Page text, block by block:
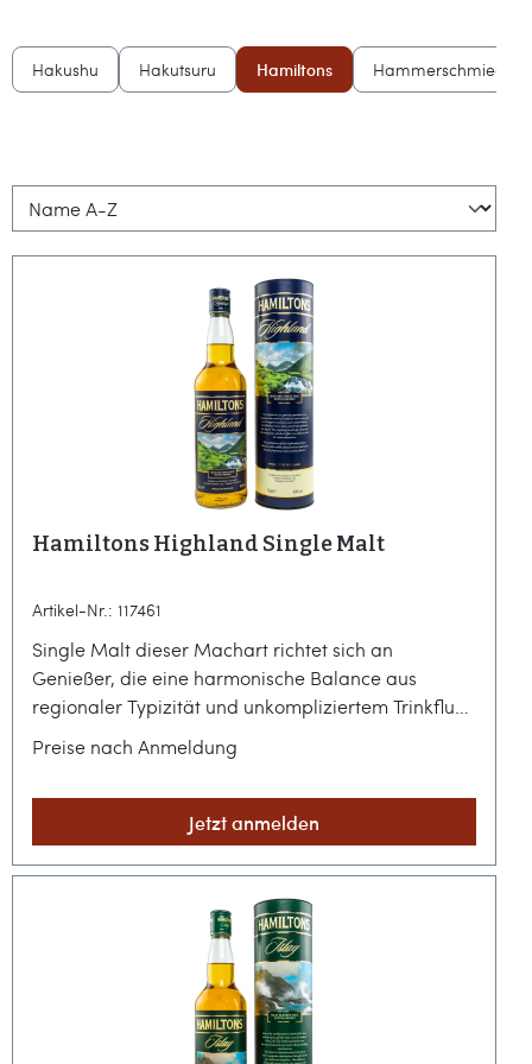
Hakushu Hakutsuru Hamiltons Hammerschmiede
Hamiltons Highland Single Malt
Artikel-Nr.: 117461
Single Malt dieser Machart richtet sich an
Genießer, die eine harmonische Balance aus
regionaler Typizität und unkompliziertem Trinkfluss
zu schätzen wissen. Es ist ein Tropfen, der die Weite
der schottischen Highlands in das Glas bringt, ohne
Essenz der Highlands im Hause HamiltonsCharles
Hamilton Ltd. aus Glasgow kuratiert mit dieser
Abfüllung einen klassischen Vertreter der
nördlichen Brennereikunst. Die Basis bildet reinste
gemälzte Gerste, die in der rauen, von Flüssen und
Wäldern geprägten Landschaft der Highlands
destilliert wurde. Das Design der zylindrischen
Verpackung und des Etiketts unterstreicht diese
Herkunft mit einer malerischen Berglandschaft und
Preise nach Anmeldung
Jetzt anmelden